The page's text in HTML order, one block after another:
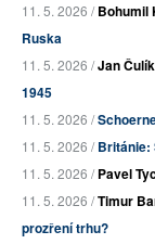
11. 5. 2026 /Bohumil
Ruska
11. 5. 2026 /Jan Čulík
1945
11. 5. 2026 /
11. 5. 2026 /Británie:
11. 5. 2026 /Pavel
11. 5. 2026 /Timur
prozření trhu?